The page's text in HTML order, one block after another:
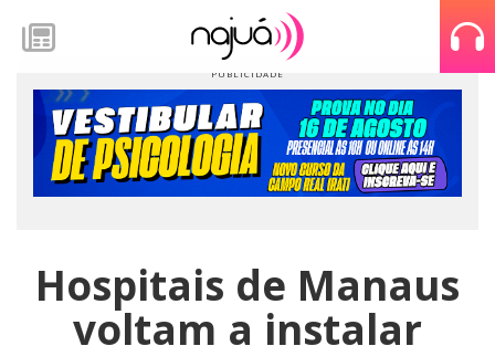
Hospitais de Manaus
voltam a instalar